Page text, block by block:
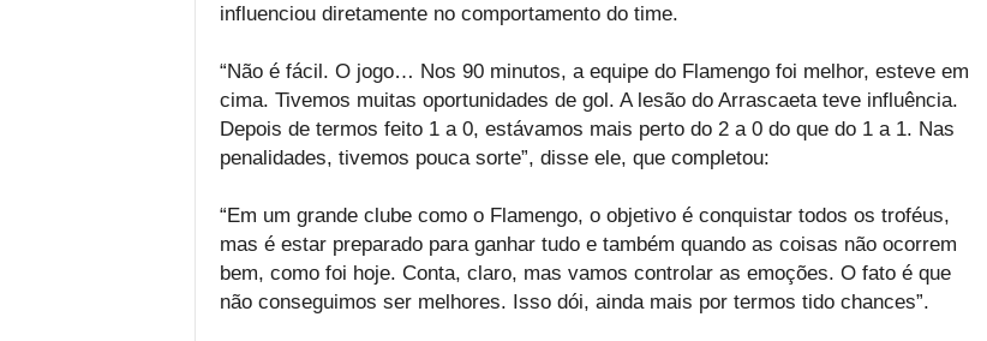
influenciou diretamente no comportamento do time.
“Não é fácil. O jogo… Nos 90 minutos, a equipe do Flamengo foi melhor, esteve em
cima. Tivemos muitas oportunidades de gol. A lesão do Arrascaeta teve influência.
Depois de termos feito 1 a 0, estávamos mais perto do 2 a 0 do que do 1 a 1. Nas
penalidades, tivemos pouca sorte”, disse ele, que completou:
“Em um grande clube como o Flamengo, o objetivo é conquistar todos os troféus,
mas é estar preparado para ganhar tudo e também quando as coisas não ocorrem
bem, como foi hoje. Conta, claro, mas vamos controlar as emoções. O fato é que
não conseguimos ser melhores. Isso dói, ainda mais por termos tido chances”.